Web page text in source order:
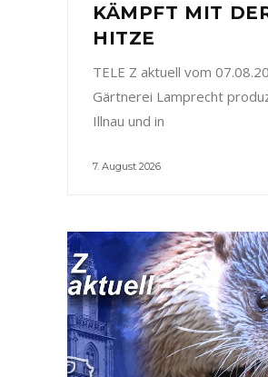
KÄMPFT MIT
HITZE
TELE Z aktuell vom
Gärtnerei Lamprecht
Illnau und in
7. August 2026